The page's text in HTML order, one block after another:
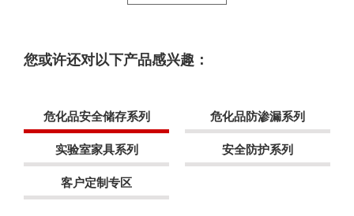
您或许还对以下产品感兴趣：
危化品安全储存系列 危化品防渗漏系列
实验室家具系列 安全防护系列
客户定制专区